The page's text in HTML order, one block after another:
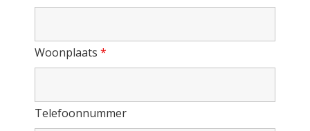
Woonplaats *
Telefoonnummer